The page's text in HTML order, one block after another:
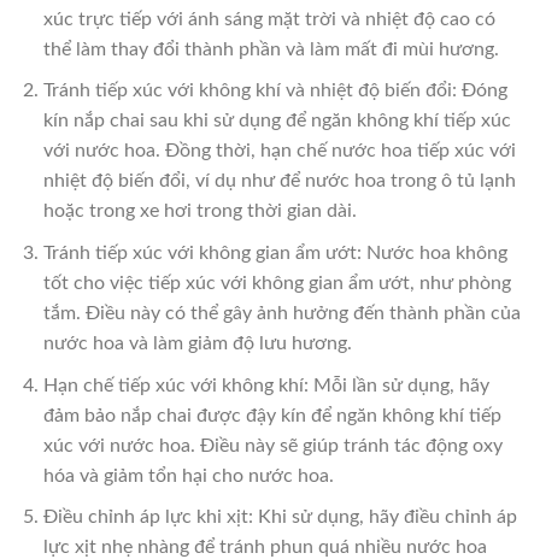
xúc trực tiếp với ánh sáng mặt trời và nhiệt độ cao có
thể làm thay đổi thành phần và làm mất đi mùi hương.
Tránh tiếp xúc với không khí và nhiệt độ biến đổi: Đóng
kín nắp chai sau khi sử dụng để ngăn không khí tiếp xúc
với nước hoa. Đồng thời, hạn chế nước hoa tiếp xúc với
nhiệt độ biến đổi, ví dụ như để nước hoa trong ô tủ lạnh
hoặc trong xe hơi trong thời gian dài.
Tránh tiếp xúc với không gian ẩm ướt: Nước hoa không
tốt cho việc tiếp xúc với không gian ẩm ướt, như phòng
tắm. Điều này có thể gây ảnh hưởng đến thành phần của
nước hoa và làm giảm độ lưu hương.
Hạn chế tiếp xúc với không khí: Mỗi lần sử dụng, hãy
đảm bảo nắp chai được đậy kín để ngăn không khí tiếp
xúc với nước hoa. Điều này sẽ giúp tránh tác động oxy
hóa và giảm tổn hại cho nước hoa.
Điều chỉnh áp lực khi xịt: Khi sử dụng, hãy điều chỉnh áp
lực xịt nhẹ nhàng để tránh phun quá nhiều nước hoa